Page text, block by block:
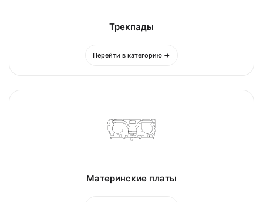
Трекпады
Перейти в категорию →
Материнские платы